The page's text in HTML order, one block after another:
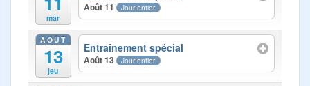
mar
Août 11 Jour entier
AOÛT
13
jeu
Entraînement spécial
Août 13 Jour entier